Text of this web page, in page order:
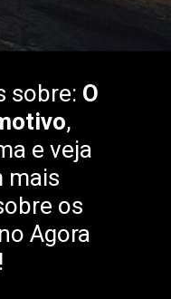
sobre: O
,
e veja
mais
os
Agora